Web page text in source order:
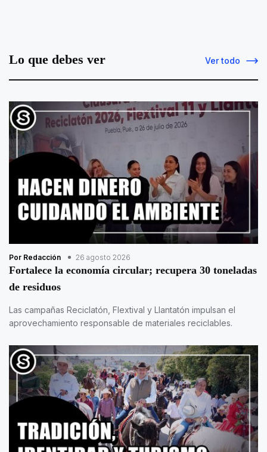
Lo que debes ver Ver todo
Por Redacción 26 agosto 2026
Fortalece la economía circular; recupera 30 toneladas
de residuos
Las campañas Reciclatón, Flextival y Llantatón impulsan el
aprovechamiento responsable de materiales reciclables.